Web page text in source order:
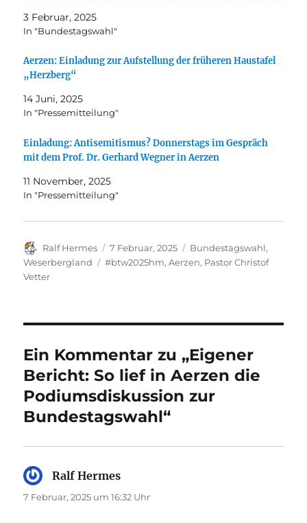
3 Februar, 2025
In "Bundestagswahl"
Aerzen: Einladung zur Aufstellung der früheren Haustafel
„Herzberg“
14 Juni, 2025
In "Pressemitteilung"
Einladung: Antisemitismus? Donnerstags im Gespräch
mit dem Prof. Dr. Gerhard Wegner in Aerzen
11 November, 2025
In "Pressemitteilung"
Autor
Ralf Hermes
Veröffentlicht
am
7 Februar, 2025 Kategorien
Bundestagswahl,
Weserbergland
Schlagwörter
#btw2025hm,Aerzen, Pastor Christof
Vetter
Ein Kommentar zu „Eigener
Bericht: So lief in Aerzen die
Podiumsdiskussion zur
Bundestagswahl“
Ralf Hermes
7 Februar, 2025 um 16:32 Uhr